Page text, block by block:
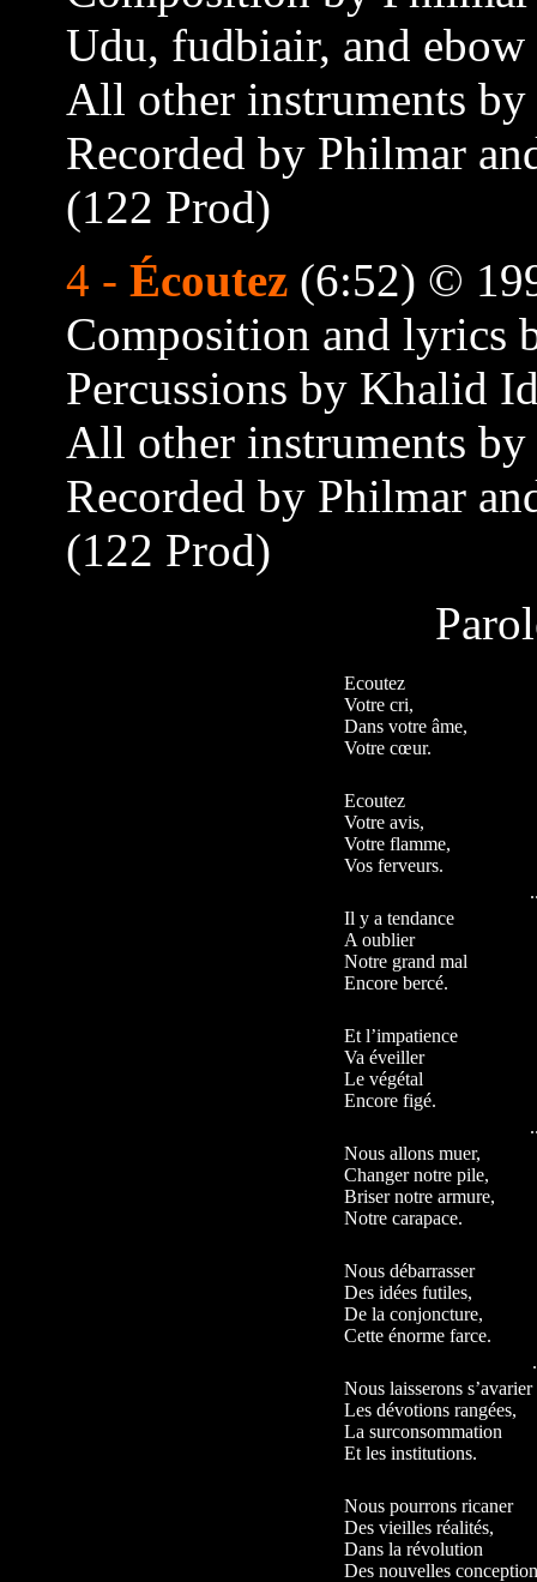
Udu, fudbiair, and
All other instruments
Recorded by Philmar
(122 Prod)
4 - Écoutez (6:52) ©
Composition and lyrics
Percussions by Khalid
All other instruments
Recorded by Philmar
(122 Prod)
Ecoutez
Votre cri,
Dans votre âme,
Votre cœur.
Ecoutez
Votre avis,
Votre flamme,
Vos ferveurs.
Il y a tendance
A oublier
Notre grand mal
Encore bercé.
Et l’impatience
Va éveiller
Le végétal
Encore figé.
Nous allons muer,
Changer notre pile,
Briser notre armure,
Notre carapace.
Nous débarrasser
Des idées futiles,
De la conjoncture,
Cette énorme farce.
Nous laisserons s’avarier
Les dévotions rangées,
La surconsommation
Et les institutions.
Nous pourrons ricaner
Des vieilles réalités,
Dans la révolution
Des nouvelles